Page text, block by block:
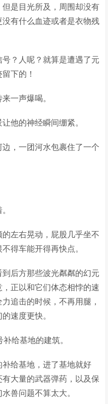
是目光所及，周围却没有
有什么血迹或者是衣物残
？人呢？就算是遭遇了元
下的！
一声爆喝。
他的神经瞬间绷紧。
，一团河水包裹住了一个
左右晃动，屁股几乎坐不
得车能开得再快点。
后方那些波光粼粼的幻元
正以和它们体态相悖的速
追击的时候，不再用腿，
速度更快。
给基地的建筑。
给基地，进了基地就好
大量的武器弹药，以及保
兽问题不算太大。